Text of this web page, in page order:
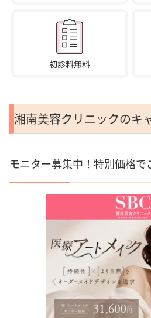
湘南美容クリニックのキ
モニター募集中！特別価格で